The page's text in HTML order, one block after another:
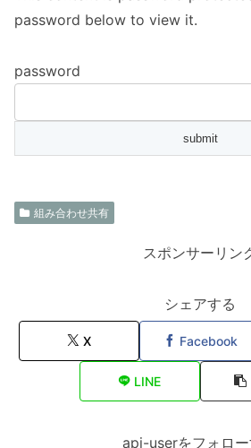
password below to view it.
password
組み合わせ共有
スポンサーリン
シェアする
X Facebook
LINE
api-userをフォロー